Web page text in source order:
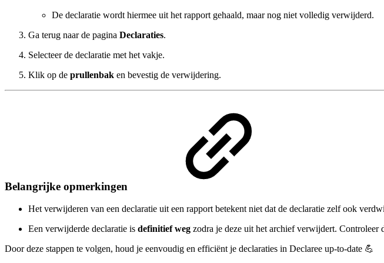
De declaratie wordt hiermee uit het rapport gehaald, maar nog niet volledig verwijderd.
Ga terug naar de pagina Declaraties.
Selecteer de declaratie met het vakje.
Klik op de prullenbak en bevestig de verwijdering.
Belangrijke opmerkingen
Het verwijderen van een declaratie uit een rapport betekent niet dat de declaratie zelf ook
Een verwijderde declaratie is definitief weg zodra je deze uit het archief verwijdert. Controleer
Door deze stappen te volgen, houd je eenvoudig en efficiënt je declaraties in Declaree up-to-date 💪